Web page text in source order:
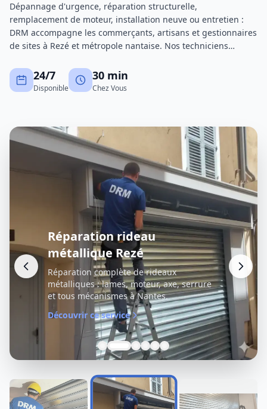
Dépannage d'urgence, réparation structurelle,
remplacement de moteur, installation neuve ou entretien :
DRM accompagne les commerçants, artisans et gestionnaires
de sites à Rezé et métropole nantaise. Nos techniciens
pour réduire au maximum les immobilisations.
24/7
Disponible
30 min
Chez Vous
Réparation rideau
métallique Rezé
Réparation complète de rideaux
métalliques : lames, moteur, axe, serrure
et tous mécanismes à Nantes.
Découvrir ce service